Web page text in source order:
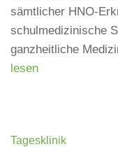
sämtlicher HNO-
schulmedizinische
ganzheitliche
lesen
Tagesklinik